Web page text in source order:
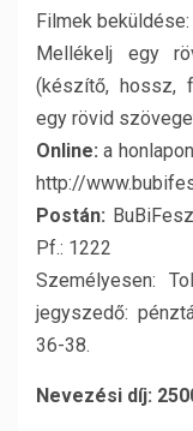
Filmek beküldése:
Mellékelj egy
(készítő, hossz,
egy rövid
Online: a
http://
Postán:
Pf.: 1222
Személyesen:
jegyszedő:
36-38.
Nevezési díj: